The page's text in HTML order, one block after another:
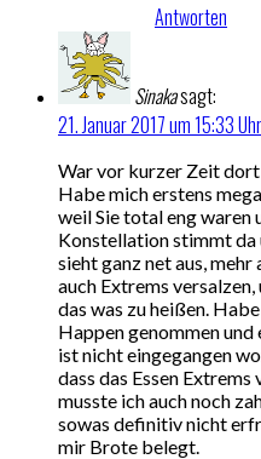
Antworten
Sinakasagt:
21. Januar 2017 um 15:33 Uhr
War vor kurzer Zeit dort
Habe mich erstens
weil Sie total eng waren
Konstellation stimmt da
sieht ganz net aus,
auch Extrems versalzen,
das was zu heißen.
Happen genommen und
ist nicht eingegangen
dass das Essen
musste ich auch noch
sowas definitiv nicht
mir Brote belegt.